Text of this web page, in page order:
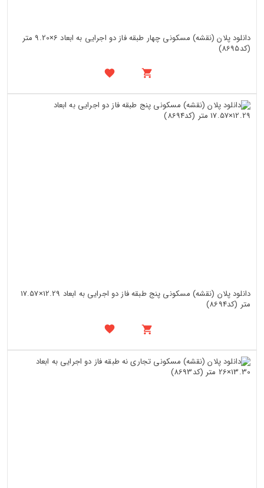
دانلود پلان (نقشه) مسکونی چهار طبقه فاز دو اجرایی به ابعاد 6×9.20 متر
(کد8695)
دانلود پلان (نقشه) مسکونی پنج طبقه فاز دو اجرایی به ابعاد 12.29×17.57
متر (کد8694)